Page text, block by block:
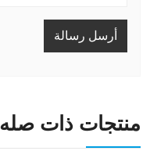
أرسل رسالة
منتجات ذات صله